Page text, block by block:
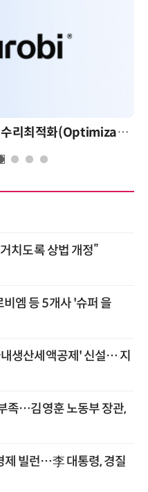
AI 시대의 의사결정을 바꾸는 수리최적화(Optimization): 실제 산업 적용 사례와 활용 전략
치도록 상법 개정”
엠 등 5개사 '슈퍼 을
생산세액공제' 신설… 지
족…김영훈 노동부 장관,
제 빌런…李 대통령, 경질